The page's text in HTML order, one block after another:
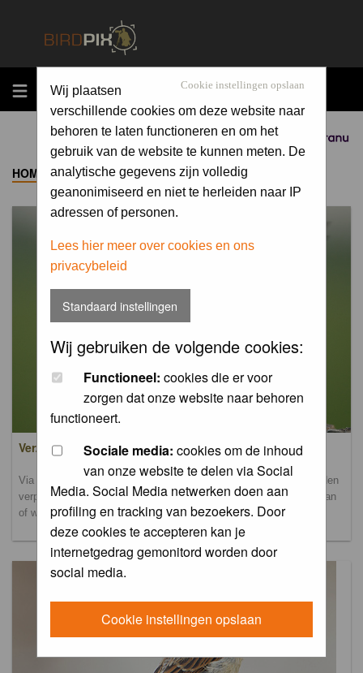
MENU
Sponsored by
Cookie instellingen opslaan
Wij plaatsen
verschillende cookies om deze website naar
behoren te laten functioneren en om het
gebruik van de website te kunnen meten. De
analytische gegevens zijn volledig
geanonimiseerd en niet te herleiden naar IP
adressen of personen.
Lees hier meer over cookies en ons
privacybeleid
Standaard instellingen
Wij gebruiken de volgende cookies:
Functioneel: cookies die er voor
zorgen dat onze website naar behoren
functioneert.
Sociale media: cookies om de inhoud
van onze website te delen via Social
Media. Social Media netwerken doen aan
profiling en tracking van bezoekers. Door
deze cookies te accepteren kan je
internetgedrag gemonitord worden door
social media.
Cookie instellingen opslaan
HOME ->ALBUM
Verzamel- en uploadalbum
Via dit album kun je foto's uploaden. Onderscheidende foto's worden
verplaatst naar de database-albums. Andere foto's blijven hier staan
of worden verplaatst naar het verbeteralbum.